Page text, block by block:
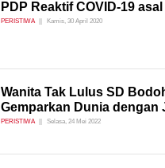
PDP Reaktif COVID-19
PERISTIWA Kamis, 30 April 2020
Wanita Tak Lulus SD
Gemparkan Dunia dengan
PERISTIWA Selasa, 24 Mei 2022